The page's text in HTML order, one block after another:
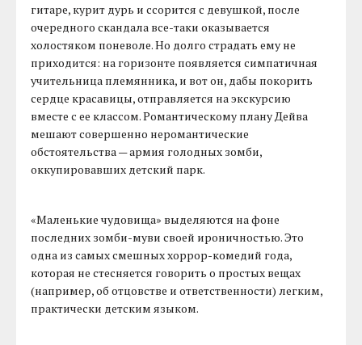
гитаре, курит дурь и ссорится с девушкой, после
очередного скандала все-таки оказывается
холостяком поневоле. Но долго страдать ему не
приходится: на горизонте появляется симпатичная
учительница племянника, и вот он, дабы покорить
сердце красавицы, отправляется на экскурсию
вместе с ее классом. Романтическому плану Дейва
мешают совершенно неромантические
обстоятельства — армия голодных зомби,
оккупировавших детский парк.
«Маленькие чудовища» выделяются на фоне
последних зомби-муви своей ироничностью. Это
одна из самых смешных хоррор-комедий года,
которая не стесняется говорить о простых вещах
(например, об отцовстве и ответственности) легким,
практически детским языком.